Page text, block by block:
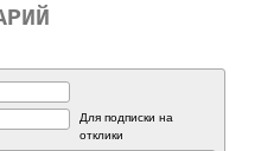
Для подписки на
отклики